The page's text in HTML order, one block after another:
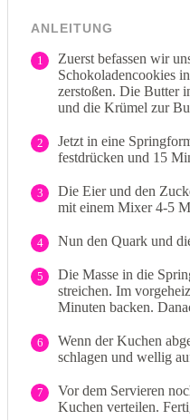
ANLEITUNG
1
Zuerst befassen wir
Schokoladencookies
zerstoßen. Die Butter
und die Krümel zur
2
Jetzt in eine
festdrücken und 15
3
Die Eier und den
mit einem Mixer 4-5
4 Nun den Quark und
5
Die Masse in die
streichen. Im
Minuten backen.
6
Wenn der Kuchen
schlagen und wellig
7
Vor dem Servieren
Kuchen verteilen.